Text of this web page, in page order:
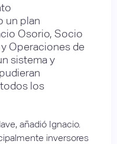
un plan
Osorio, Socio
Operaciones de
sistema y
los
añadió Ignacio.
inversores